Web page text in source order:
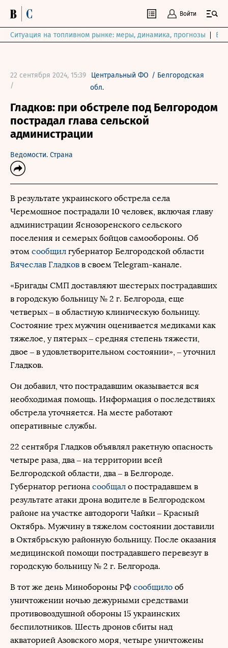
Войти
Ситуация на топливном рынке: меры, динамика, прогнозы
22 сентября 2024, 15:39
/
Центральный ФО / Белгородская
обл.
Гладков: при обстреле под Белгородом
пострадал глава сельской
администрации
Ведомости. Страна
В результате украинского обстрела села
Черемошное пострадали 10 человек, включая главу
администрации Яснозоренского сельского
поселения и семерых бойцов самообороны. Об
этом сообщил губернатор Белгородской области
Вячеслав Гладков в своем Telegram-канале.
«Бригады СМП доставляют шестерых пострадавших
в городскую больницу № 2 г. Белгорода, еще
четверых – в областную клиническую больницу.
Состояние трех мужчин оценивается медиками как
тяжелое, у пятерых – средняя степень тяжести,
двое – в удовлетворительном состоянии», – уточнил
Гладков.
Он добавил, что пострадавшим оказывается вся
необходимая помощь. Информация о последствиях
обстрела уточняется. На месте работают
оперативные службы.
22 сентября Гладков объявлял ракетную опасность
четыре раза, два – на территории всей
Белгородской области, два – в Белгороде.
Губернатор региона сообщал о пострадавшем в
результате атаки дрона водителе в Белгородском
районе на участке автодороги Чайки – Красный
Октябрь. Мужчину в тяжелом состоянии доставили
в Октябрьскую районную больницу. После оказания
медицинской помощи пострадавшего перевезут в
городскую больницу № 2 г. Белгорода.
В тот же день Минобороны РФ сообщило об
уничтожении ночью дежурными средствами
противовоздушной обороны 15 украинских
беспилотников. Шесть дронов сбиты над
акваторией Азовского моря, четыре уничтожены